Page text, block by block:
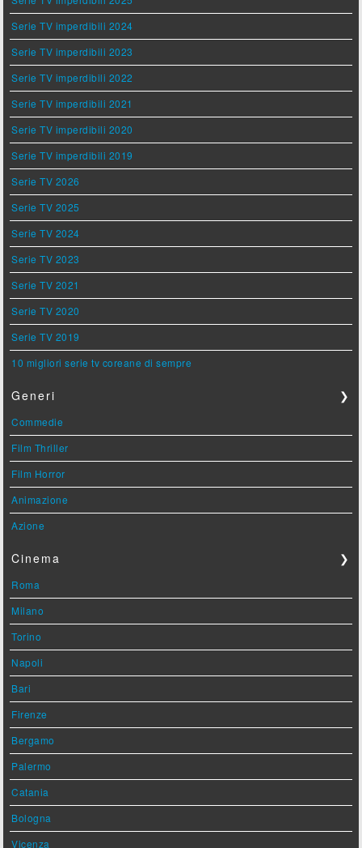
Serie TV imperdibili 2024
Serie TV imperdibili 2023
Serie TV imperdibili 2022
Serie TV imperdibili 2021
Serie TV imperdibili 2020
Serie TV imperdibili 2019
Serie TV 2026
Serie TV 2025
Serie TV 2024
Serie TV 2023
Serie TV 2021
Serie TV 2020
Serie TV 2019
10 migliori serie tv coreane di sempre
Generi ❯
Commedie
Film Thriller
Film Horror
Animazione
Azione
Cinema ❯
Roma
Milano
Torino
Napoli
Bari
Firenze
Bergamo
Palermo
Catania
Bologna
Vicenza